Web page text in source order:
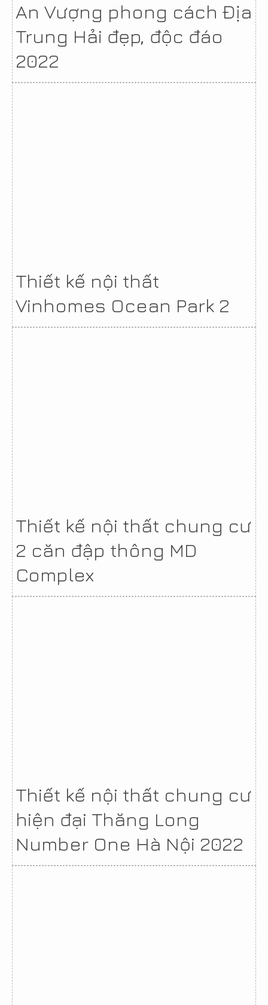
An Vượng phong cách Địa
Trung Hải đẹp, độc đáo
2022
Thiết kế nội thất
Vinhomes Ocean Park 2
Thiết kế nội thất chung cư
2 căn đập thông MD
Complex
Thiết kế nội thất chung cư
hiện đại Thăng Long
Number One Hà Nội 2022